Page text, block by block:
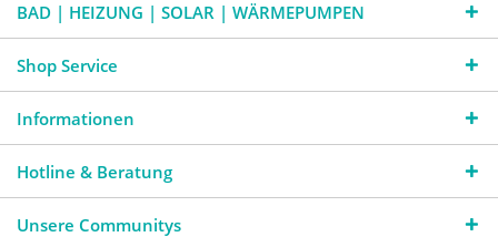
BAD | HEIZUNG | SOLAR | WÄRMEPUMPEN
Shop Service
Informationen
Hotline & Beratung
Unsere Communitys